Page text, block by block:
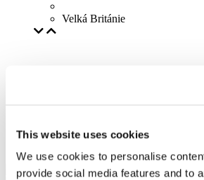
This website uses cookies
We use cookies to personalise
provide social media features and to
Velká Británie